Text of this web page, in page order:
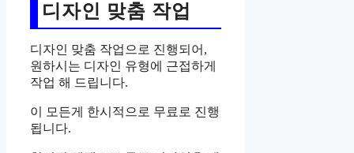
디자인 맞춤 작업
디자인 맞춤 작업으로 진행되어,
원하시는 디자인 유형에 근접하게
작업 해 드립니다.
이 모든게 한시적으로 무료로 진행
됩니다.